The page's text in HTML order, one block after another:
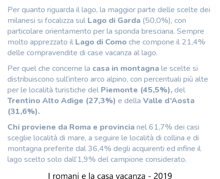
Per quanto riguarda il lago, la maggior parte delle scelte dei
milanesi si focalizza sul Lago di Garda (50,0%), con
particolare orientamento per la sponda bresciana. Sempre
molto apprezzato il Lago di Comoche compone il 21,4%
delle compravendite di case vacanza al lago.
Per quel che concerne la casa in montagnale scelte si
distribuiscono sull’intero arco alpino, con percentuali più alte
per le località turistiche del Piemonte (45,5%),del
Trentino Alto Adige (27,3%) e della Valle d’Aosta
(31,6%).
Chi proviene da Roma e provincianel 61,7% dei casi
sceglie località di mare, a seguire le località di collina e di
montagna preferite dal 36,4% degli acquirenti ed infine il
lago scelto solo dall’1,9% del campione considerato.